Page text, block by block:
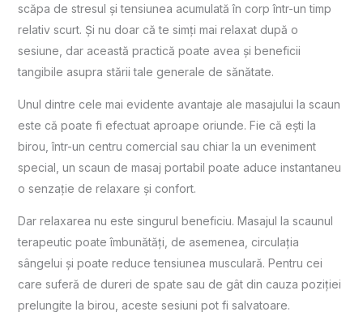
scăpa de stresul și tensiunea acumulată în corp într-un timp
relativ scurt. Și nu doar că te simți mai relaxat după o
sesiune, dar această practică poate avea și beneficii
tangibile asupra stării tale generale de sănătate.
Unul dintre cele mai evidente avantaje ale masajului la scaun
este că poate fi efectuat aproape oriunde. Fie că ești la
birou, într-un centru comercial sau chiar la un eveniment
special, un scaun de masaj portabil poate aduce instantaneu
o senzație de relaxare și confort.
Dar relaxarea nu este singurul beneficiu. Masajul la scaunul
terapeutic poate îmbunătăți, de asemenea, circulația
sângelui și poate reduce tensiunea musculară. Pentru cei
care suferă de dureri de spate sau de gât din cauza poziției
prelungite la birou, aceste sesiuni pot fi salvatoare.